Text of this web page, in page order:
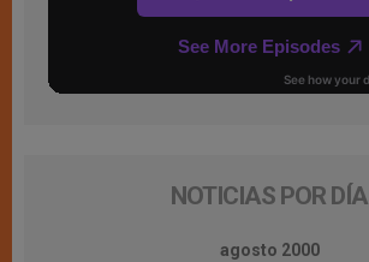
NOTICIAS POR DÍA
agosto 2000